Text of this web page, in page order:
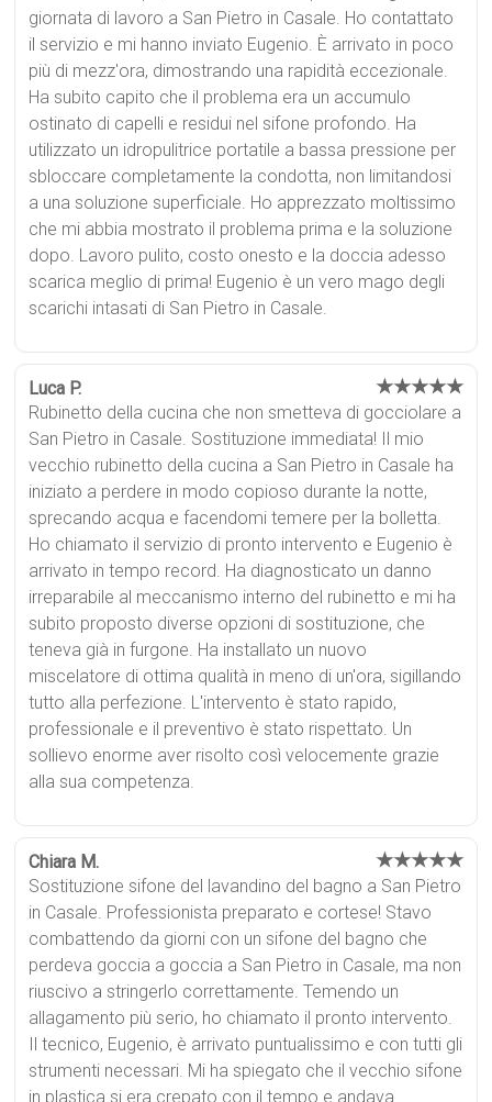
giornata di lavoro a San Pietro in Casale. Ho contattato
il servizio e mi hanno inviato Eugenio. È arrivato in poco
più di mezz'ora, dimostrando una rapidità eccezionale.
Ha subito capito che il problema era un accumulo
ostinato di capelli e residui nel sifone profondo. Ha
utilizzato un idropulitrice portatile a bassa pressione per
sbloccare completamente la condotta, non limitandosi
a una soluzione superficiale. Ho apprezzato moltissimo
che mi abbia mostrato il problema prima e la soluzione
dopo. Lavoro pulito, costo onesto e la doccia adesso
scarica meglio di prima! Eugenio è un vero mago degli
scarichi intasati di San Pietro in Casale.
Luca P. ★★★★★
Rubinetto della cucina che non smetteva di gocciolare a
San Pietro in Casale. Sostituzione immediata! Il mio
vecchio rubinetto della cucina a San Pietro in Casale ha
iniziato a perdere in modo copioso durante la notte,
sprecando acqua e facendomi temere per la bolletta.
Ho chiamato il servizio di pronto intervento e Eugenio è
arrivato in tempo record. Ha diagnosticato un danno
irreparabile al meccanismo interno del rubinetto e mi ha
subito proposto diverse opzioni di sostituzione, che
teneva già in furgone. Ha installato un nuovo
miscelatore di ottima qualità in meno di un'ora, sigillando
tutto alla perfezione. L'intervento è stato rapido,
professionale e il preventivo è stato rispettato. Un
sollievo enorme aver risolto così velocemente grazie
alla sua competenza.
Chiara M. ★★★★★
Sostituzione sifone del lavandino del bagno a San Pietro
in Casale. Professionista preparato e cortese! Stavo
combattendo da giorni con un sifone del bagno che
perdeva goccia a goccia a San Pietro in Casale, ma non
riuscivo a stringerlo correttamente. Temendo un
allagamento più serio, ho chiamato il pronto intervento.
Il tecnico, Eugenio, è arrivato puntualissimo e con tutti gli
strumenti necessari. Mi ha spiegato che il vecchio sifone
in plastica si era crepato con il tempo e andava